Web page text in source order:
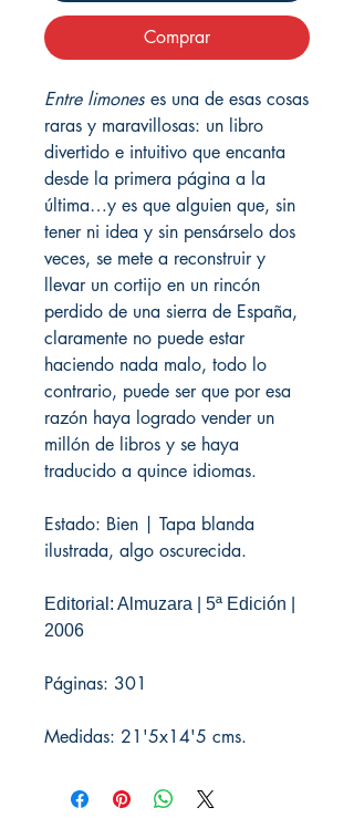
Comprar
Entre limones es una de esas cosas
raras y maravillosas: un libro
divertido e intuitivo que encanta
desde la primera página a la
última…y es que alguien que, sin
tener ni idea y sin pensárselo dos
veces, se mete a reconstruir y
llevar un cortijo en un rincón
perdido de una sierra de España,
claramente no puede estar
haciendo nada malo, todo lo
contrario, puede ser que por esa
razón haya logrado vender un
millón de libros y se haya
traducido a quince idiomas.
Estado: Bien | Tapa blanda
ilustrada, algo oscurecida.
Editorial: Almuzara | 5ª Edición |
2006
Páginas: 301
Medidas: 21'5x14'5 cms.